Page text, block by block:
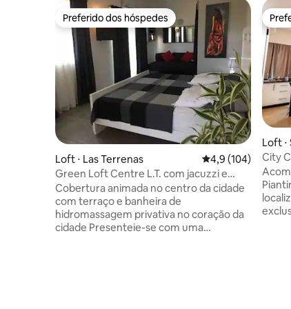
Preferido dos hóspedes
Preferido dos hóspedes
Loft ⋅ Las Terrenas 4,9 de uma
4,9 (104)
Green Loft Centre L.T. com jacuzzi e
terraço privativo.
Cobertura animada no centro da cidade
com terraço e banheira de
hidromassagem privativa no coração da
cidade Presenteie-se com uma
Loft
City
Piantini📍✨